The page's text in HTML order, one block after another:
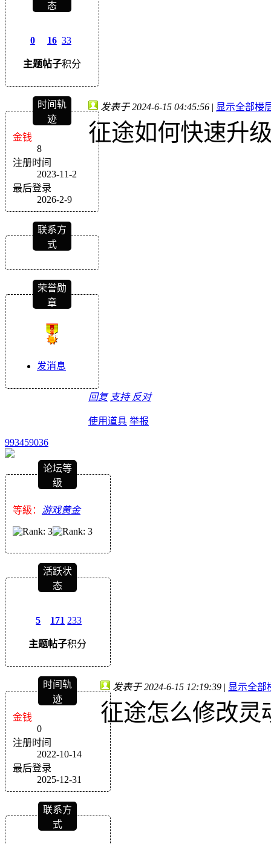
态
0
主题
16
帖子
33
积分
时间轨
迹
金钱
8
注册时间
2023-11-2
最后登录
2026-2-9
联系方
式
荣誉勋
章
发消息
发表于 2024-6-15 04:45:56 | 显示全部楼
征途如何快速升
回复 支持 反对
使用道具 举报
993459036
论坛等
级
等級： 游戏黄金
活跃状
态
5
主题
171
帖子
233
积分
时间轨
迹
金钱
0
注册时间
2022-10-14
最后登录
2025-12-31
联系方
式
发表于 2024-6-15 12:19:39 | 显示全部
征途怎么修改灵